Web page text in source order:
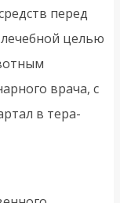
перед
целью
врача, с
в тера­